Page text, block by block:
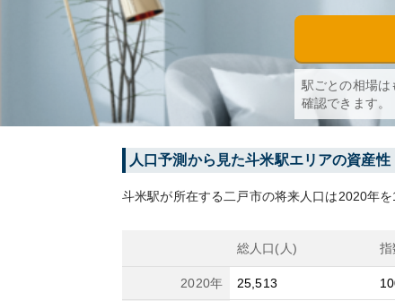
駅ごとの相場は
確認できます。
人口予測から見た斗米駅エリアの資産性
斗米駅が所在する 二戸市の将来人口は2020年
総人口(人) 指
2020年 25,513